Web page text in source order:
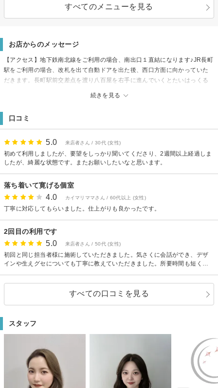
すべてのメニューを見る
お店からのメッセージ
続きを見る
【アクセス】地下鉄南北線をご利用の場合、南出口１直結になります♪JR長町
駅をご利用の場合、改札を出て自動ドアを出た後、西口方面に向かっていた
だきます。長町駅前交差点を渡り八百屋を右手に進んでいくとたいはっくる
動産」隣の店舗になります。お車でお越しの場合、たいはっくる地下駐車場
【駐車場】長町商店街お客様駐車場
口コミ
5.0 来店者さん / 30代 (女性)
初めて利用しましたが、要望をしっかり聞いてくださり、2週間以上経過しま
したが、綺麗な状態です。またお願いしたいなと思います。
落ち着いて寛げる個室
4.0 カイマリママさん / 60代以上 (女性)
丁寧に対応してもらいました。仕上がりも良かったです。
2回目の利用です
5.0 来店者さん / 50代 (女性)
初回と同じ担当者様に施術していただきました。気さくに会話ができ、デザ
インや生えグセについても丁寧に教えていただきました。所要時間も短く、
すべての口コミを見る
スタッフ